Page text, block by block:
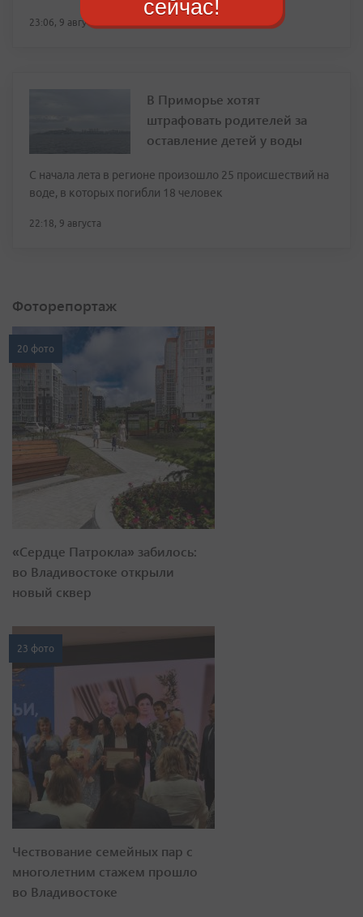
23:06, 9 августа
В Приморье хотят
штрафовать родителей за
оставление детей у воды
С начала лета в регионе произошло 25 происшествий на
воде, в которых погибли 18 человек
22:18, 9 августа
Фоторепортаж
20 фото
«Сердце Патрокла» забилось:
во Владивостоке открыли
новый сквер
23 фото
Чествование семейных пар с
многолетним стажем прошло
во Владивостоке
сейчас!